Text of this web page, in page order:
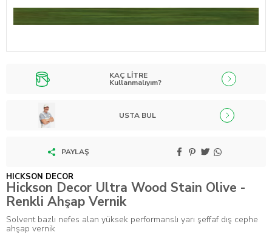
KAÇ LİTRE
Kullanmalıyım?
USTA BUL
PAYLAŞ
HICKSON DECOR
Hickson Decor Ultra Wood Stain Olive -
Renkli Ahşap Vernik
Solvent bazlı nefes alan yüksek performanslı yarı şeffaf dış cephe
ahşap vernik